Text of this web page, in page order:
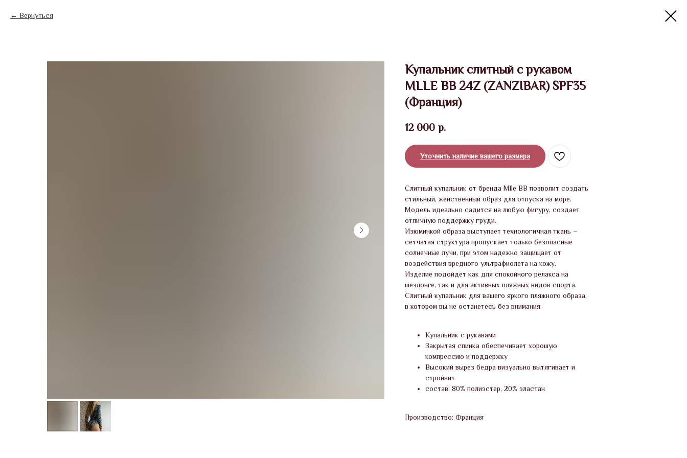
Вернуться
Купальник слитный с рукавом
MLLE BB 24Z (ZANZIBAR) SPF35
(Франция)
12 000 р.
Уточнить наличие вашего размера
Слитный купальник от бренда Mlle BB позволит создать
стильный, женственный образ для отпуска на море.
Модель идеально садится на любую фигуру, создает
отличную поддержку груди.
Изюминкой образа выступает технологичная ткань –
сетчатая структура пропускает только безопасные
солнечные лучи, при этом надежно защищает от
воздействия вредного ультрафиолета на кожу.
Изделие подойдет как для спокойного релакса на
шезлонге, так и для активных пляжных видов спорта.
Слитный купальник для вашего яркого пляжного образа,
в котором вы не останетесь без внимания.
Купальник с рукавами
Закрытая спинка обеспечивает хорошую
компрессию и поддержку
Высокий вырез бедра визуально вытягивает и
стройнит
состав: 80% полиэстер, 20% эластан
Производство: Франция